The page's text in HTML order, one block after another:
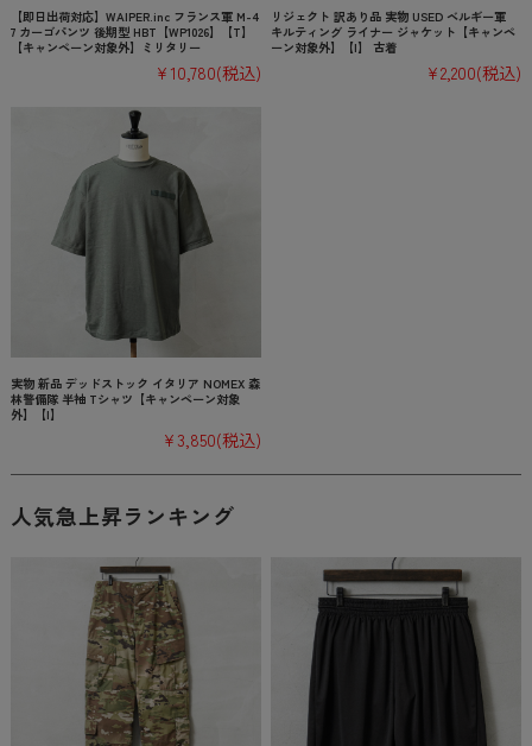
【即日出荷対応】WAIPER.inc フランス軍 M-4
7 カーゴパンツ 後期型 HBT【WP1026】【T】
【キャンペーン対象外】ミリタリー
¥10,780(税込)
リジェクト 訳あり品 実物 USED ベルギー軍
キルティング ライナー ジャケット【キャンペ
ーン対象外】【I】 古着
¥2,200(税込)
実物 新品 デッドストック イタリア NOMEX 森
林警備隊 半袖 Tシャツ【キャンペーン対象
外】【I】
¥3,850(税込)
人気急上昇ランキング